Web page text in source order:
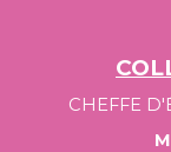
CHEFFE